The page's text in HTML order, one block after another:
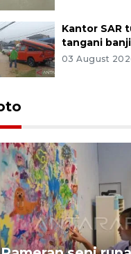
Kantor SAR
tangani
03 August